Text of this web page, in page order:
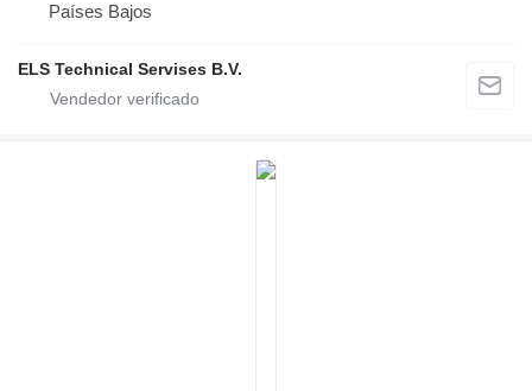
Países Bajos
ELS Technical Servises B.V.